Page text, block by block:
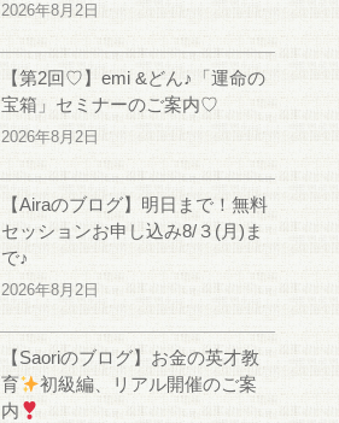
2026年8月2日
【第2回♡】emi &どん♪「運命の
宝箱」セミナーのご案内♡
2026年8月2日
【Airaのブログ】明日まで！無料
セッションお申し込み8/３(月)ま
で♪
2026年8月2日
【Saoriのブログ】お金の英才教
育
初級編、リアル開催のご案
内